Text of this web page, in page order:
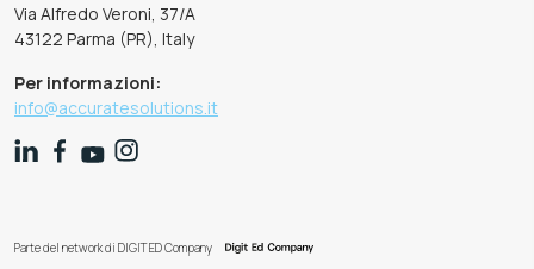
Via Alfredo Veroni, 37/A
43122 Parma (PR), Italy
Per informazioni:
info@accuratesolutions.it
Parte del network di DIGIT ED Company